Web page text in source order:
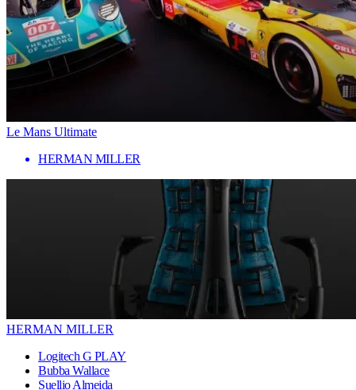
Le Mans Ultimate
HERMAN MILLER
HERMAN MILLER
Logitech G PLAY
Bubba Wallace
Suellio Almeida